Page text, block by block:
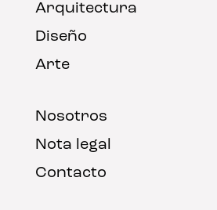
Arquitectura
Diseño
Arte
Nosotros
Nota legal
Contacto